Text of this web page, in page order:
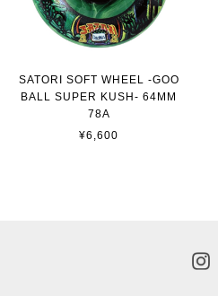
SATORI SOFT WHEEL -GOO
BALL SUPER KUSH- 64MM
78A
¥6,600